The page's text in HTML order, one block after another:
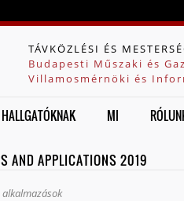
TÁVKÖZLÉSI ÉS
Budapesti Műszaki és
Villamosmérnöki és
HALLGATÓKNAK MI
AND APPLICATIONS 2019